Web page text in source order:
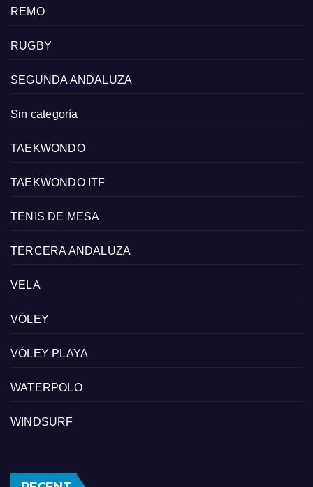
REMO
RUGBY
SEGUNDA ANDALUZA
Sin categoría
TAEKWONDO
TAEKWONDO ITF
TENIS DE MESA
TERCERA ANDALUZA
VELA
VÓLEY
VÓLEY PLAYA
WATERPOLO
WINDSURF